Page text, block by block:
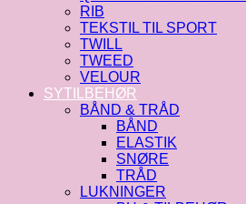
RIB
TEKSTIL TIL SPORT
TWILL
TWEED
VELOUR
SYTILBEHØR
BÅND & TRÅD
BÅND
ELASTIK
SNØRE
TRÅD
LUKNINGER